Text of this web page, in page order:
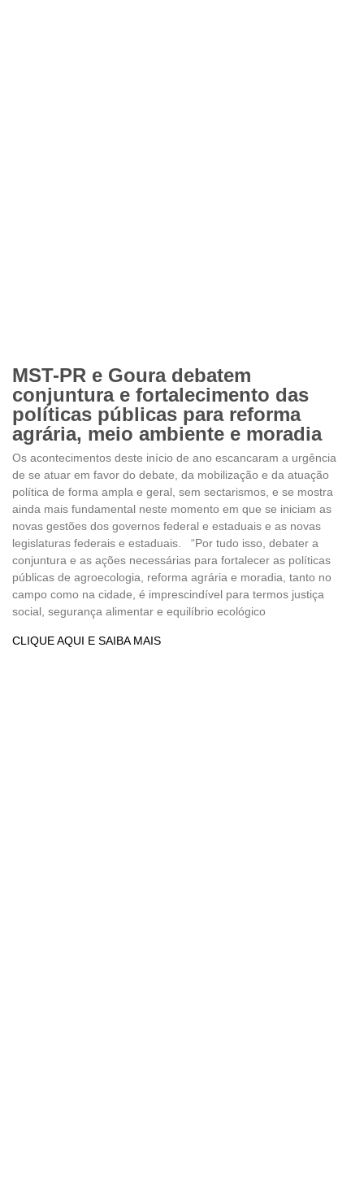
MST-PR e Goura debatem
conjuntura e fortalecimento das
políticas públicas para reforma
agrária, meio ambiente e moradia
Os acontecimentos deste início de ano escancaram a urgência
de se atuar em favor do debate, da mobilização e da atuação
política de forma ampla e geral, sem sectarismos, e se mostra
ainda mais fundamental neste momento em que se iniciam as
novas gestões dos governos federal e estaduais e as novas
legislaturas federais e estaduais. “Por tudo isso, debater a
conjuntura e as ações necessárias para fortalecer as políticas
públicas de agroecologia, reforma agrária e moradia, tanto no
campo como na cidade, é imprescindível para termos justiça
social, segurança alimentar e equilíbrio ecológico
CLIQUE AQUI E SAIBA MAIS